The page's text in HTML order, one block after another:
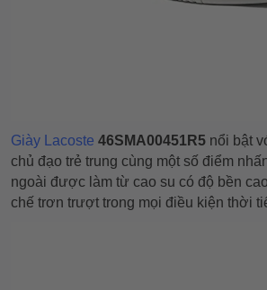
Giày Lacoste 46SMA00451R5 nổi bật
chủ đạo trẻ trung cùng một số điểm
ngoài được làm từ cao su có độ bền
chế trơn trượt trong mọi điều kiện thời